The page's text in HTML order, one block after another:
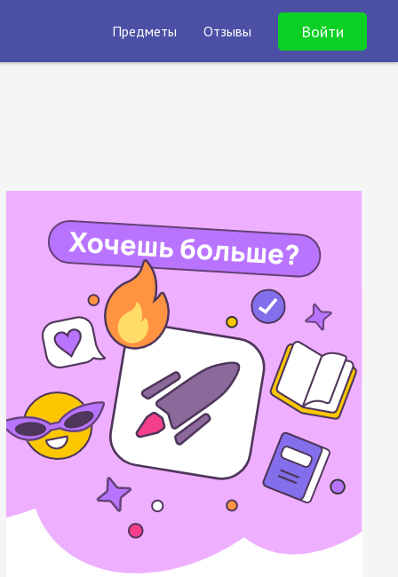
Предметы Отзывы Войти